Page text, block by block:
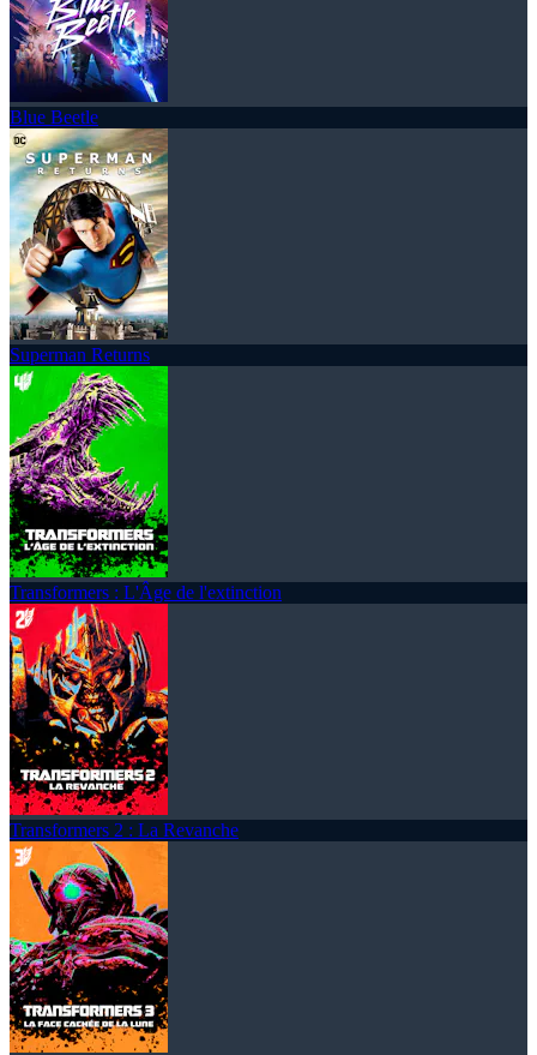
Blue Beetle
Superman Returns
Transformers : L'Âge de l'extinction
Transformers 2 : La Revanche